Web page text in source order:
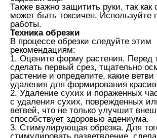
Также важно защитить руки, так как
может быть токсичен. Используйте
работы.
Техника обрезки
В процессе обрезки следуйте этим
рекомендациям:
1. Оцените форму растения. Перед
сделать первый срез, тщательно
растение и определите, какие
удаления для формирования
2. Удаление сухих и пораженных
с удаления сухих, поврежденных
ветвей, что не только улучшит
способствует здоровью адениума.
3. Стимулирующая обрезка. Для
стимулировать разветвление,